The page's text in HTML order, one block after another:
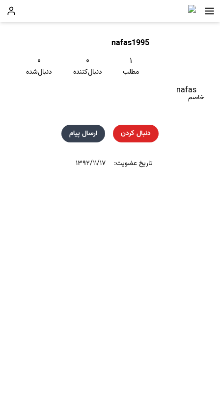
nafas1995
۱
مطلب
۰
دنبال‌کننده
۰
دنبال‌شده
nafas
خاصم
دنبال کردن ارسال پیام
تاریخ عضویت: ۱۳۹۲/۱۱/۱۷